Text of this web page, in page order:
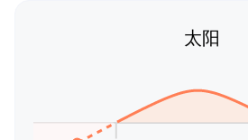
太阳